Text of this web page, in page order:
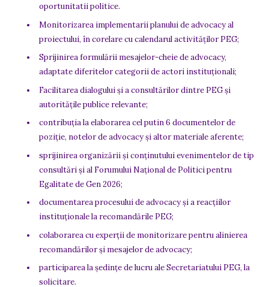
oportunitatii politice.
Monitorizarea implementarii planului de advocacy al
proiectului, în corelare cu calendarul activităților PEG;
Sprijinirea formulării mesajelor-cheie de advocacy,
adaptate diferitelor categorii de actori instituționali;
Facilitarea dialogului și a consultărilor dintre PEG și
autoritățile publice relevante;
contribuția la elaborarea cel putin 6 documentelor de
poziție, notelor de advocacy și altor materiale aferente;
sprijinirea organizării și conținutului evenimentelor de tip
consultări și al Forumului Național de Politici pentru
Egalitate de Gen 2026;
documentarea procesului de advocacy și a reacțiilor
instituționale la recomandările PEG;
colaborarea cu experții de monitorizare pentru alinierea
recomandărilor și mesajelor de advocacy;
participarea la ședințe de lucru ale Secretariatului PEG, la
solicitare.